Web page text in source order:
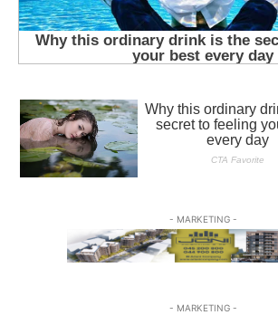
- MARKETING -
- MARKETING -